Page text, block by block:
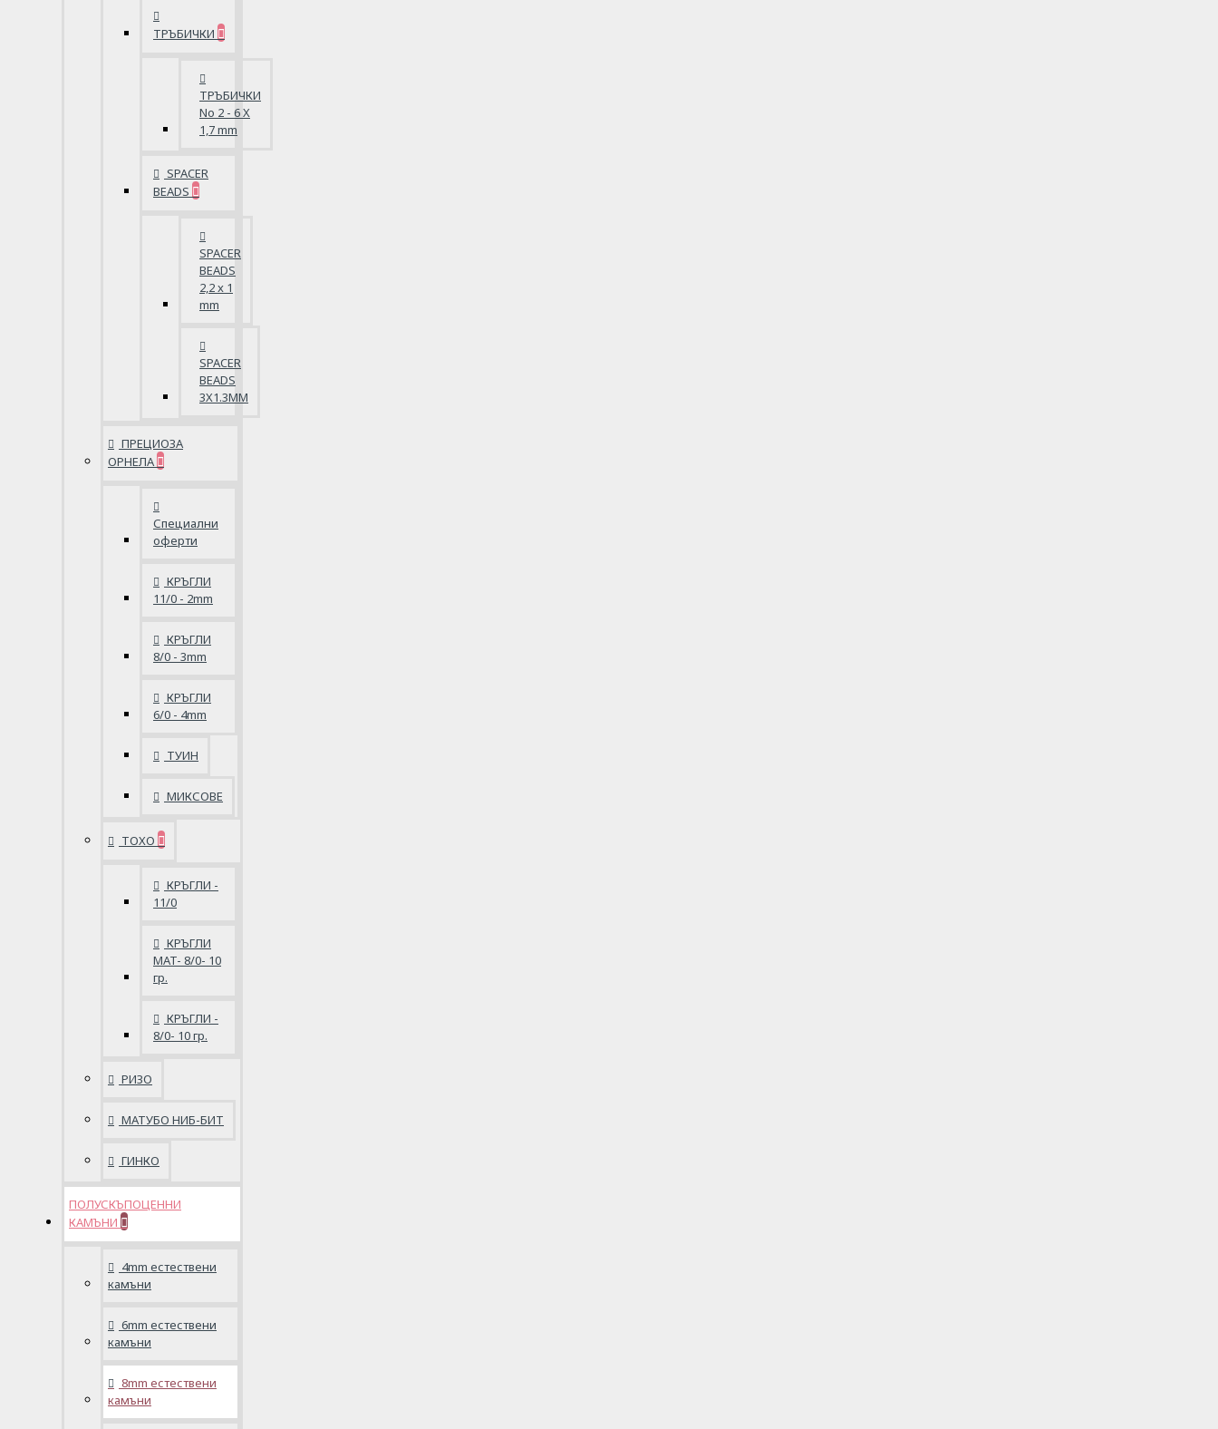
ТРЪБИЧКИ
ТРЪБИЧКИ
No 2 - 6 X
1,7 mm
SPACER
BEADS
SPACER
BEADS
2,2 x 1
mm
SPACER
BEADS
3X1.3MM
ПРЕЦИОЗА
ОРНЕЛА
Специални
оферти
КРЪГЛИ
11/0 - 2mm
КРЪГЛИ
8/0 - 3mm
КРЪГЛИ
6/0 - 4mm
ТУИН
МИКСОВЕ
ТОХО
КРЪГЛИ -
11/0
КРЪГЛИ
MAT- 8/0- 10
гр.
КРЪГЛИ -
8/0- 10 гр.
РИЗО
МАТУБО НИБ-БИТ
ГИНКО
ПОЛУСКЪПОЦЕННИ
КАМЪНИ
4mm естествени
камъни
6mm естествени
камъни
8mm естествени
камъни